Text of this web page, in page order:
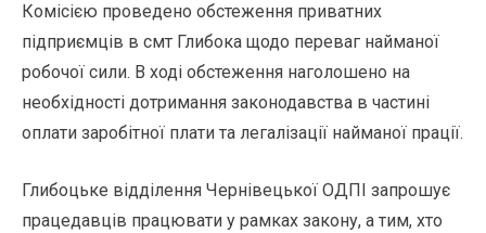
Комісією проведено обстеження приватних
підприємців в смт Глибока щодо переваг найманої
робочої сили. В ході обстеження наголошено на
необхідності дотримання законодавства в частині
оплати заробітної плати та легалізації найманої прації.
Глибоцьке відділення Чернівецької ОДПІ запрошує
працедавців працювати у рамках закону, а тим, хто